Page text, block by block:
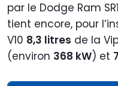
par le Dodge Ram
tient encore, pour
V10 8,3 litres de la
(environ 368 kW) et